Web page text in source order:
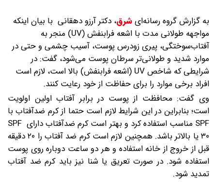
به گزارش گروه رسانه‌ایشرق، دکتر آرزو دهقانی با بیان اینکه
مواجهه طولانی مدت با اشعه فرابنفش (UV) منجر به
آفتاب‌سوختگی، پیری زودرس پوست، آسیب چشمی و حتی در
موارد شدید و طولانی‌تر سرطان پوست می‌شود، گفت: در
شرایطی که شاخص UV (اشعه فرابنفش) بالا است، لازم است
افراد برخی موارد را برای حفاظت از خود رعایت کنند.
وی گفت: محافظت از پوست در برابر آفتاب اولین اولویت
است؛ بنابراین در این شرایط لازم است حتما از کرم ضدآفتاب با
SPF مناسب استفاده کرد و بهتر است کرم ضدآفتاب دارای SPF
۳۰ یا بالاتر باشد. همچنین لازم است کرم ضد آفتاب را ۲۰ دقیقه
قبل از خروج از خانه استفاده و هر دو ساعت دوباره روی پوست
استفاده شود. در صورت تعریق یا شنا نیز باید کرم ضد آفتاب
تمدید شود.